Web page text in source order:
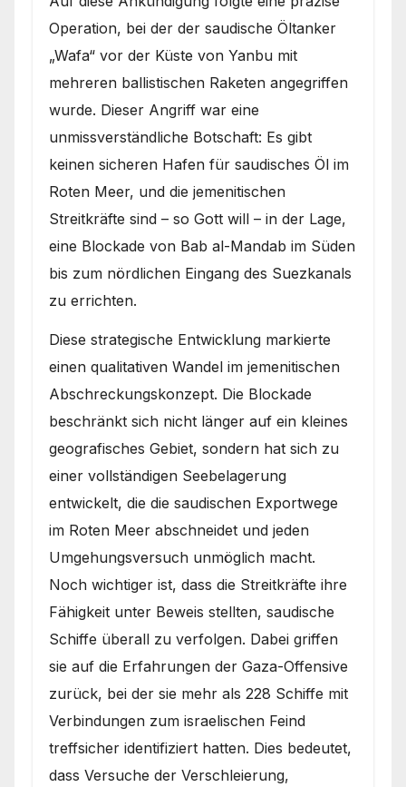
Operation, bei der der saudische Öltanker
„Wafa“ vor der Küste von Yanbu mit
mehreren ballistischen Raketen angegriffen
wurde. Dieser Angriff war eine
unmissverständliche Botschaft: Es gibt
keinen sicheren Hafen für saudisches Öl im
Roten Meer, und die jemenitischen
Streitkräfte sind – so Gott will – in der Lage,
eine Blockade von Bab al-Mandab im Süden
bis zum nördlichen Eingang des Suezkanals
zu errichten.
Diese strategische Entwicklung markierte
einen qualitativen Wandel im jemenitischen
Abschreckungskonzept. Die Blockade
beschränkt sich nicht länger auf ein kleines
geografisches Gebiet, sondern hat sich zu
einer vollständigen Seebelagerung
entwickelt, die die saudischen Exportwege
im Roten Meer abschneidet und jeden
Umgehungsversuch unmöglich macht.
Noch wichtiger ist, dass die Streitkräfte ihre
Fähigkeit unter Beweis stellten, saudische
Schiffe überall zu verfolgen. Dabei griffen
sie auf die Erfahrungen der Gaza-Offensive
zurück, bei der sie mehr als 228 Schiffe mit
Verbindungen zum israelischen Feind
treffsicher identifiziert hatten. Dies bedeutet,
dass Versuche der Verschleierung,